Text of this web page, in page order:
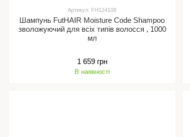
Артикул: FH124108
Шампунь FutHAIR Moisture Code Shampoo
зволожуючий для всіх типів волосся , 1000
мл
1 659 грн
В наявності